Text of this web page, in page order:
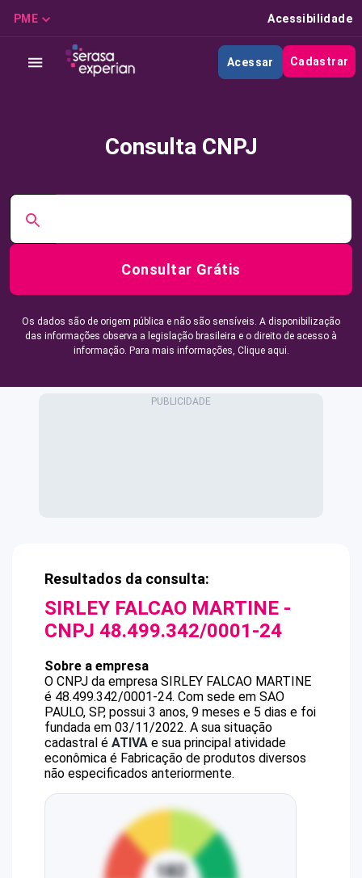
PME Acessibilidade
Acessar Cadastrar
Consulta CNPJ
Consultar Grátis
Os dados são de origem pública e não são sensíveis. A disponibilização
das informações observa a legislação brasileira e o direito de acesso à
informação. Para mais informações, Clique aqui.
Resultados da consulta:
SIRLEY FALCAO MARTINE -
CNPJ 48.499.342/0001-24
Sobre a empresa
O CNPJ da empresa SIRLEY FALCAO MARTINE
é 48.499.342/0001-24. Com sede em SAO
PAULO, SP, possui 3 anos, 9 meses e 5 dias e foi
fundada em 03/11/2022. A sua situação
cadastral é ATIVA e sua principal atividade
econômica é Fabricação de produtos diversos
não especificados anteriormente.